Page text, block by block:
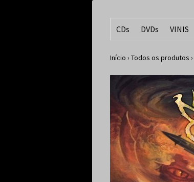
CDs DVDs VINIS
Início › Todos os produtos ›